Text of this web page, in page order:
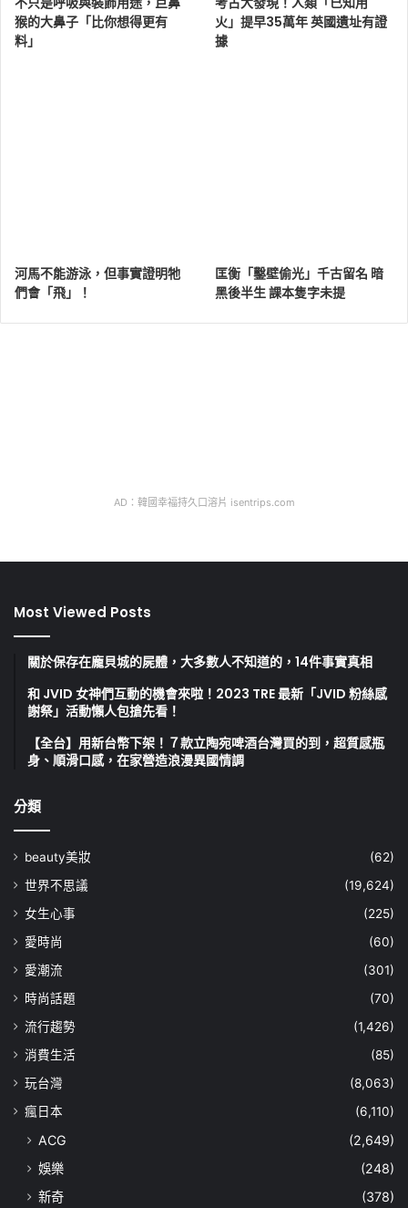
猴的大鼻子「比你想得更有
料」
火」提早35萬年 英國遺址有證
據
河馬不能游泳，但事實證明牠
們會「飛」！
匡衡「鑿壁偷光」千古留名 暗
黑後半生 課本隻字未提
AD：韓國幸福持久口溶片 isentrips.com
Most Viewed Posts
關於保存在龐貝城的屍體，大多數人不知道的，14件事實真相
和 JVID 女神們互動的機會來啦！2023 TRE 最新「JVID 粉絲感
謝祭」活動懶人包搶先看！
【全台】用新台幣下架！７款立陶宛啤酒台灣買的到，超質感瓶
身、順滑口感，在家營造浪漫異國情調
分類
beauty美妝
(62)
世界不思議
(19,624)
女生心事
(225)
愛時尚
(60)
愛潮流
(301)
時尚話題
(70)
流行趨勢
(1,426)
消費生活
(85)
玩台灣
(8,063)
瘋日本
(6,110)
ACG
(2,649)
娛樂
(248)
新奇
(378)